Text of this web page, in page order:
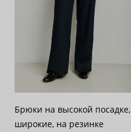
Брюки на высокой посадке,
широкие, на резинке